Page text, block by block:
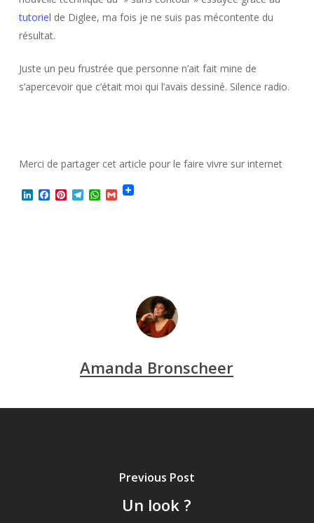
tutoriel de Diglee, ma fois je ne suis pas mécontente du
résultat.
Juste un peu frustrée que personne n’ait fait mine de
s’apercevoir que c’était moi qui l’avais dessiné. Silence radio.
Merci de partager cet article pour le faire vivre sur internet
LinkedIn
Facebook
Pinterest
Telegram
WhatsApp
Gmail
Amanda Bronscheer
Previous Post
Un look ?